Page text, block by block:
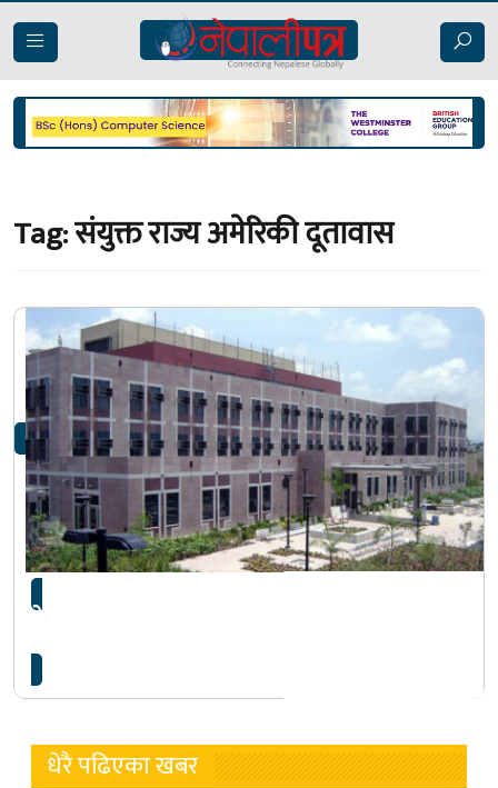
Tag:संयुक्त राज्य अमेरिकी दूतावास
नेपाललाई आवश्यक सहयोग गर्न अमेरिका तत्पर छ:
अमेरिकी दूतावास
धेरै पढिएका खबर